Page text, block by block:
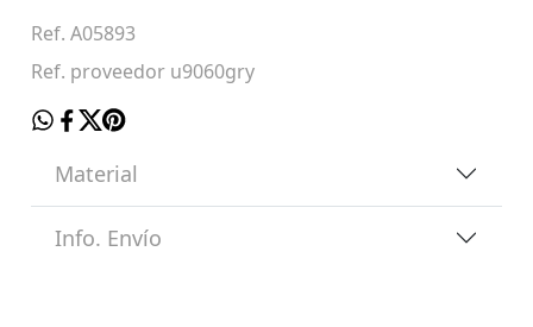
Ref. A05893
Ref. proveedor u9060gry
Material
Info. Envío